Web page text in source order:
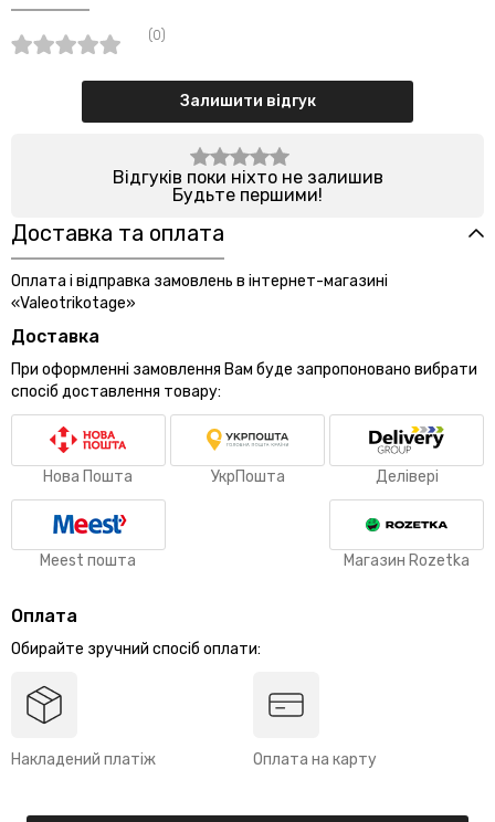
(0)
Залишити відгук
Відгуків поки ніхто не залишив
Будьте першими!
Доставка та оплата
Оплата і відправка замовлень в інтернет-магазині
«Valeotrikotage»
Доставка
При оформленні замовлення Вам буде запропоновано вибрати
спосіб доставлення товару:
Нова Пошта УкрПошта Делівері
Meest пошта Магазин Rozetka
Оплата
Обирайте зручний спосіб оплати:
Накладений платіж Оплата на карту